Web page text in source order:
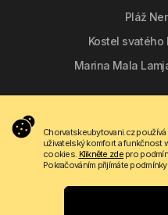
Kam
Pláž
Kostel svatého
Marina Mala
Copyright ©
Chorvatskeubytovani.cz
uživatelský komfort a funkčnost
cookies. Klikněte zdepro
Pokračováním přijímáte